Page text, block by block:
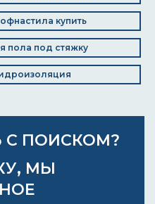
купить
пола под стяжку
С ПОИСКОМ?
МЫ